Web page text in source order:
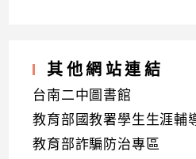
其他網站連結
台南二中圖書館
教育部國教署學生生涯輔
教育部詐騙防治專區